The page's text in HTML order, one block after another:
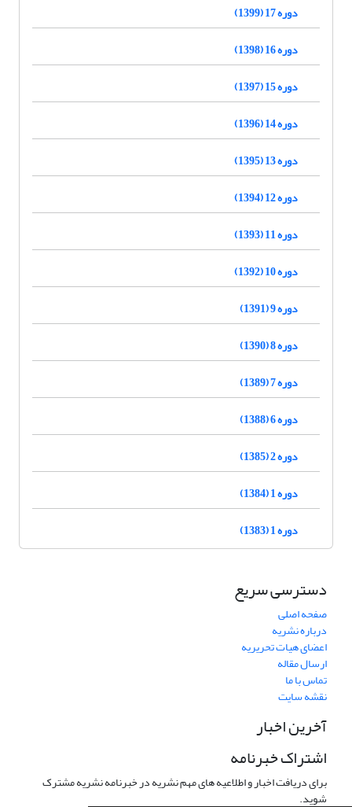
دوره 17 (1399)
دوره 16 (1398)
دوره 15 (1397)
دوره 14 (1396)
دوره 13 (1395)
دوره 12 (1394)
دوره 11 (1393)
دوره 10 (1392)
دوره 9 (1391)
دوره 8 (1390)
دوره 7 (1389)
دوره 6 (1388)
دوره 2 (1385)
دوره 1 (1384)
دوره 1 (1383)
دسترسی سریع
صفحه اصلی
درباره نشریه
اعضای هیات تحریریه
ارسال مقاله
تماس با ما
نقشه سایت
آخرین اخبار
اشتراک خبرنامه
برای دریافت اخبار و اطلاعیه های مهم نشریه در خبرنامه نشریه مشترک
شوید.